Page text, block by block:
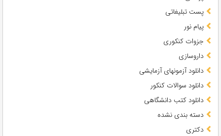
پست تبلیغاتی
پیام نور
جزوات کنکوری
داروسازی
دانلود آزمونهای آزمایشی
دانلود سوالات کنکور
دانلود کتب دانشگاهی
دسته بندی نشده
دکتری